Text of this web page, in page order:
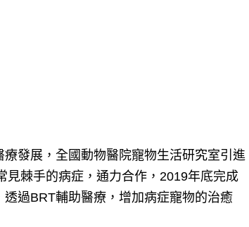
發展，全國動物醫院寵物生活研究室引進
棘手的病症，通力合作，2019年底完成
過BRT輔助醫療，增加病症寵物的治癒